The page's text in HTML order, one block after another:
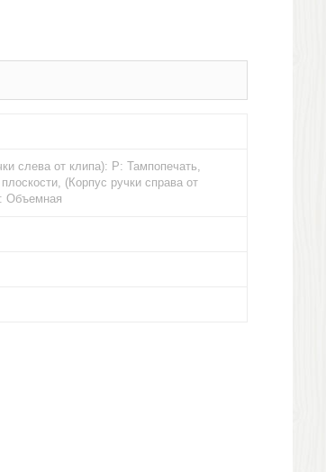
слева от клипа): Р: Тампопечать,
(Корпус ручки справа от
Объемная